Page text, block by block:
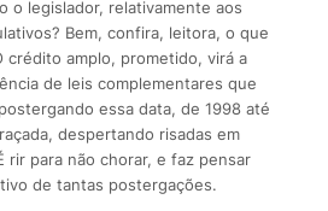
o legislador, relativamente aos
Bem, confira, leitora, o que
crédito amplo, prometido, virá a
de leis complementares que
essa data, de 1998 até
despertando risadas em
rir para não chorar, e faz pensar
de tantas postergações.